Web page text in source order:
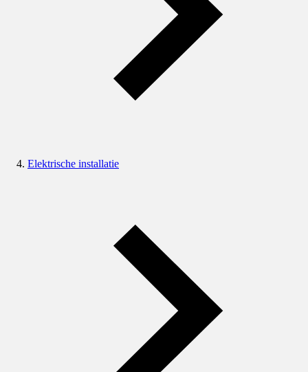
Elektrische installatie